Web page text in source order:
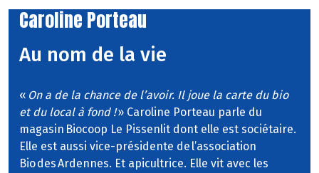
Caroline Porteau
Au nom de la vie
« On a de la chance de l’avoir. Il joue la carte du bio
et du local à fond !» Caroline Porteau parle du
magasin Biocoop Le Pissenlit dont elle est sociétaire.
Elle est aussi vice-présidente de l’association
Bio des Ardennes. Et apicultrice. Elle vit avec les